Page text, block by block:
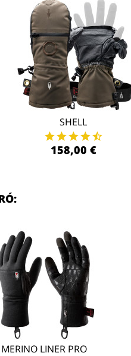
SHELL
158,00 €
MERINO LINER PRO